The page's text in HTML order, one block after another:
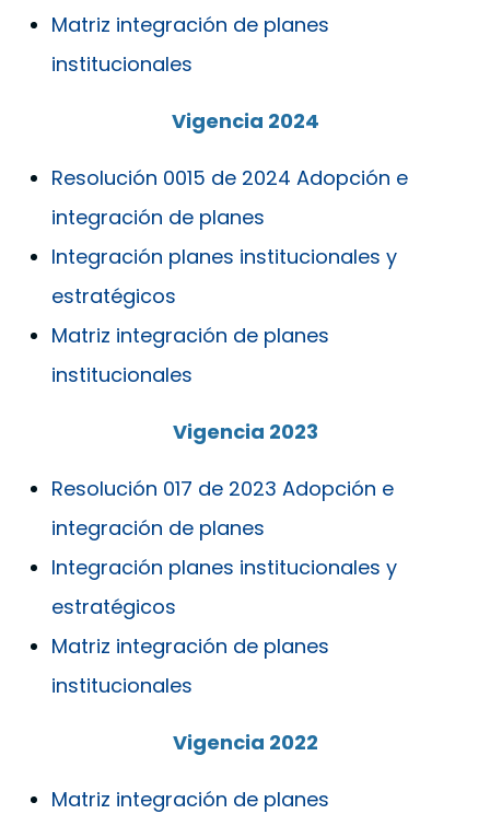
Matriz integración de planes
institucionales
Vigencia 2024
Resolución 0015 de 2024 Adopción e
integración de planes
Integración planes institucionales y
estratégicos
Matriz integración de planes
institucionales
Vigencia 2023
Resolución 017 de 2023 Adopción e
integración de planes
Integración planes institucionales y
estratégicos
Matriz integración de planes
institucionales
Vigencia 2022
Matriz integración de planes